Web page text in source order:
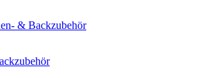
& Backzubehör